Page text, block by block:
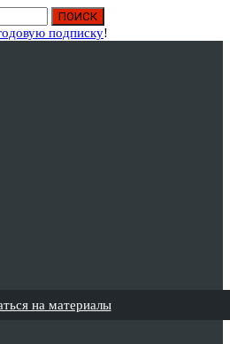
подписку!
на материалы